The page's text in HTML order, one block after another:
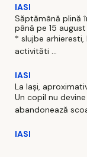
IASI
Săptămână plină
până pe 15 august
* slujbe
activităti ...
IASI
La Iași,
Un copil nu
abandonează
IASI